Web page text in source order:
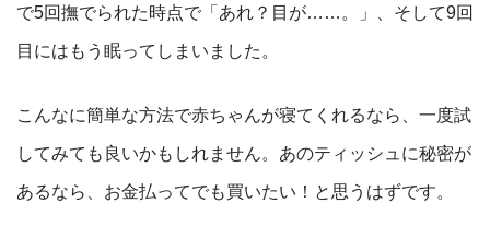
で5回撫でられた時点で「あれ？目が……。」、そして9回
目にはもう眠ってしまいました。
こんなに簡単な方法で赤ちゃんが寝てくれるなら、一度試
してみても良いかもしれません。あのティッシュに秘密が
あるなら、お金払ってでも買いたい！と思うはずです。